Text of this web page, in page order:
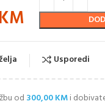
KM
Usporedi
od 300,00KMi